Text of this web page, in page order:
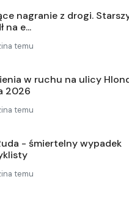
nagranie z drogi.
na e...
temu
w ruchu na ulicy
2026
temu
- śmiertelny wypadek
temu